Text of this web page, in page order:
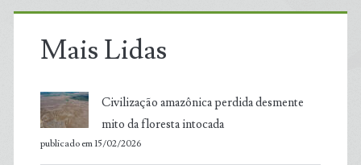
Mais Lidas
Civilização amazônica perdida desmente
mito da floresta intocada
publicado em 15/02/2026